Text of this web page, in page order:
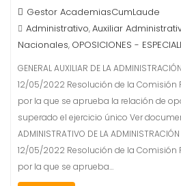
Gestor AcademiasCumLaude
Administrativo,Auxiliar
Nacionales, OPOSICIONES -
GENERAL AUXILIAR DE LA
12/05/2022 Resolución de la Comisión
por la que se aprueba la relación de
superado el ejercicio único Ver
ADMINISTRATIVO DE LA
12/05/2022 Resolución de la Comisión
por la que se aprueba…